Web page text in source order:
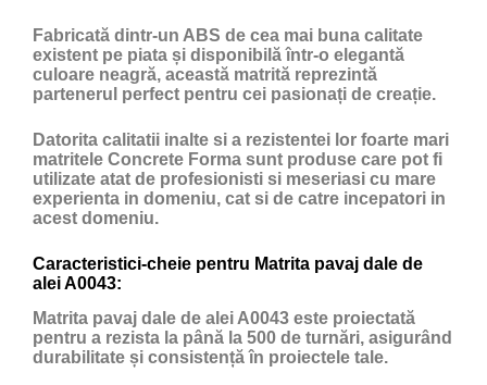
Fabricată dintr-un ABS de cea mai buna calitate
existent pe piata și disponibilă într-o elegantă
culoare neagră, această matrită reprezintă
partenerul perfect pentru cei pasionați de creație.
Datorita calitatii inalte si a rezistentei lor foarte mari
matritele Concrete Forma sunt produse care pot fi
utilizate atat de profesionisti si meseriasi cu mare
experienta in domeniu, cat si de catre incepatori in
acest domeniu.
Caracteristici-cheie pentru Matrita pavaj dale de
alei A0043:
Matrita pavaj dale de alei A0043 este proiectată
pentru a rezista la până la 500 de turnări, asigurând
durabilitate și consistență în proiectele tale.